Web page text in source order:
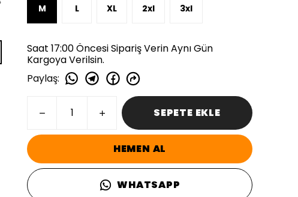
M L XL 2xl 3xl
Saat 17:00 Öncesi Sipariş Verin Aynı Gün
Kargoya Verilsin.
Paylaş:
SEPETE EKLE
HEMEN AL
WHATSAPP